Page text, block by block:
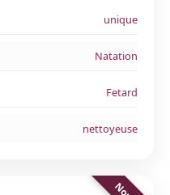
unique
Natation
Fetard
nettoyeuse